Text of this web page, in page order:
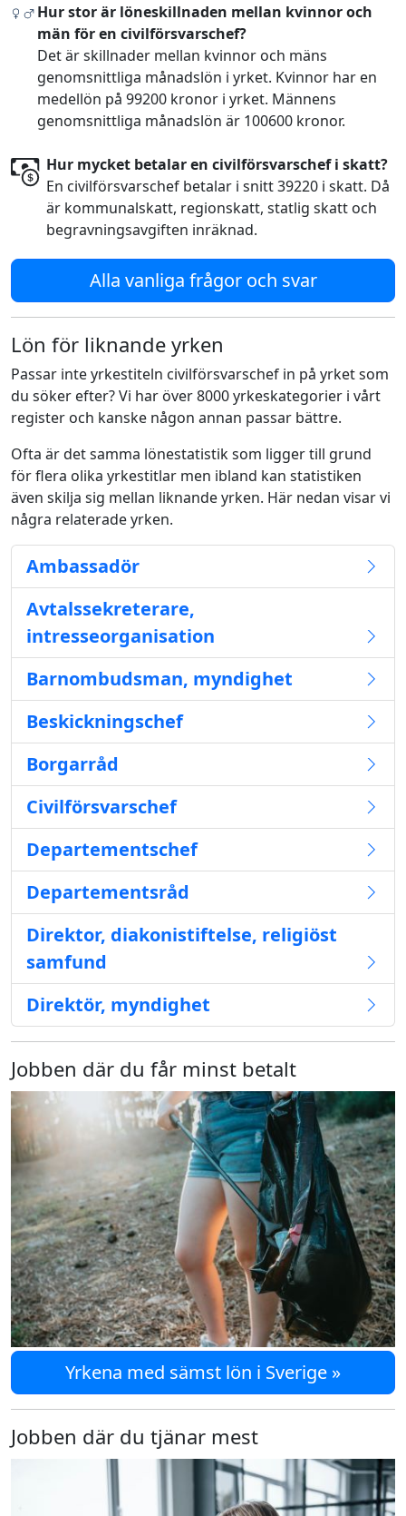
Hur stor är löneskillnaden mellan kvinnor och
män för en civilförsvarschef?
Det är skillnader mellan kvinnor och mäns
genomsnittliga månadslön i yrket. Kvinnor har en
medellön på 99200 kronor i yrket. Männens
genomsnittliga månadslön är 100600 kronor.
Hur mycket betalar en civilförsvarschef i skatt?
En civilförsvarschef betalar i snitt 39220 i skatt. Då
är kommunalskatt, regionskatt, statlig skatt och
begravningsavgiften inräknad.
Alla vanliga frågor och svar
Lön för liknande yrken
Passar inte yrkestiteln civilförsvarschef in på yrket som
du söker efter? Vi har över 8000 yrkeskategorier i vårt
register och kanske någon annan passar bättre.
Ofta är det samma lönestatistik som ligger till grund
för flera olika yrkestitlar men ibland kan statistiken
även skilja sig mellan liknande yrken. Här nedan visar vi
några relaterade yrken.
Ambassadör
Avtalssekreterare,
intresseorganisation
Barnombudsman, myndighet
Beskickningschef
Borgarråd
Civilförsvarschef
Departementschef
Departementsråd
Direktor, diakonistiftelse, religiöst
samfund
Direktör, myndighet
Jobben där du får minst betalt
Yrkena med sämst lön i Sverige »
Jobben där du tjänar mest